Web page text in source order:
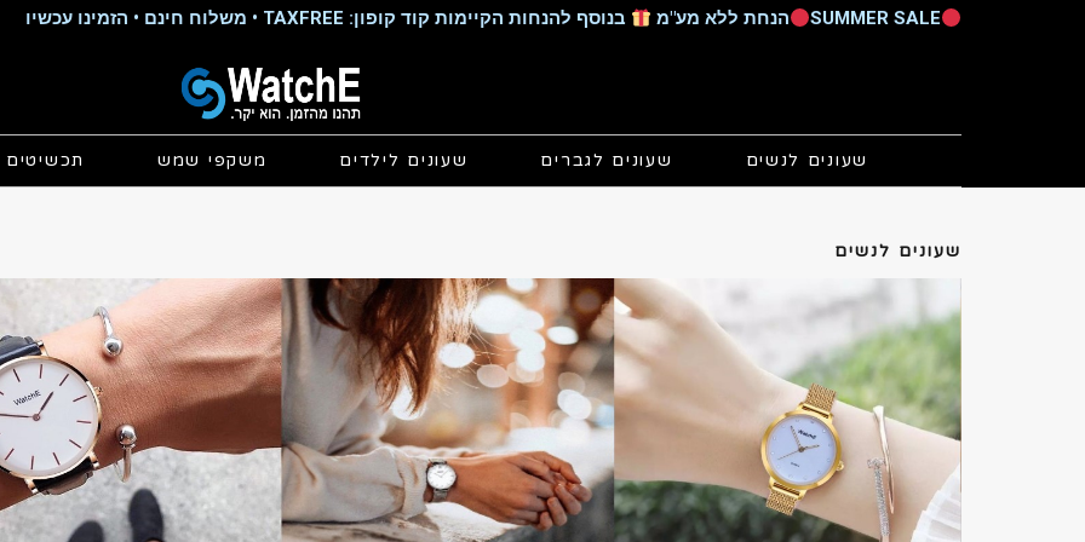
SUMMER SALE הנחת ללא מע"מ בנוסף להנחות הקיימות קוד קופון: TAXFREE • משלוח חינם • הזמינו עכשיו
שעונים לנשים שעונים לגברים שעונים לילדים משקפי שמש תכשיטים
שעונים לנשים